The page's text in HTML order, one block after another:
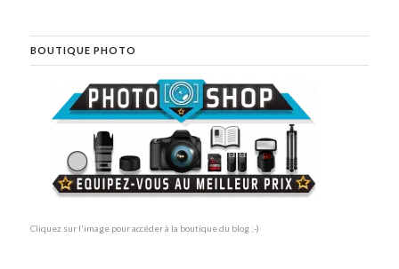
BOUTIQUE PHOTO
Cliquez sur l'image pour accéder à la boutique du blog ;-)